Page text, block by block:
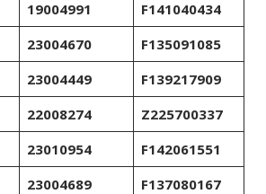
19004991 F141040434
23004670
F135091085
23004449
F139217909
22008274 Z225700337
23010954
F142061551
23004689
F137080167